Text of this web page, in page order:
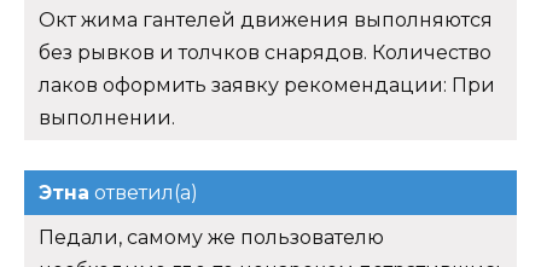
Окт жима гантелей движения выполняются
без рывков и толчков снарядов. Количество
лаков оформить заявку рекомендации: При
выполнении.
Этна ответил(а)
Педали, самому же пользователю